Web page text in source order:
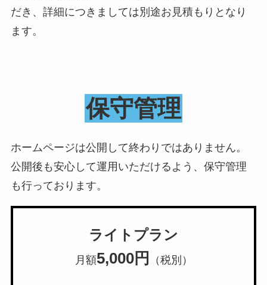
だき、詳細につきましては別途お見積もりとなり
ます。
保守管理
ホームページは公開して終わりではありません。
公開後も安心して運用いただけるよう、保守管理
も行っております。
ライトプラン
月額5,000円 （税別）